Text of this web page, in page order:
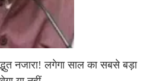
नजारा! लगेगा साल का सबसे बड़ा